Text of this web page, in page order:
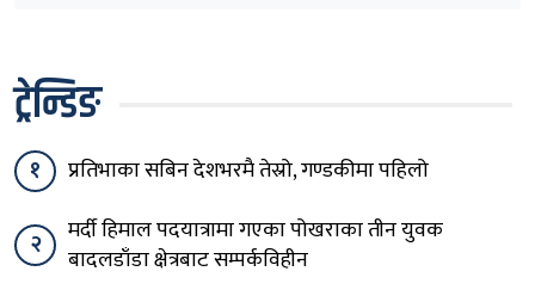
ट्रेन्डिङ
१ प्रतिभाका सबिन देशभरमै तेस्रो, गण्डकीमा पहिलो
२
मर्दी हिमाल पदयात्रामा गएका पोखराका तीन युवक
बादलडाँडा क्षेत्रबाट सम्पर्कविहीन